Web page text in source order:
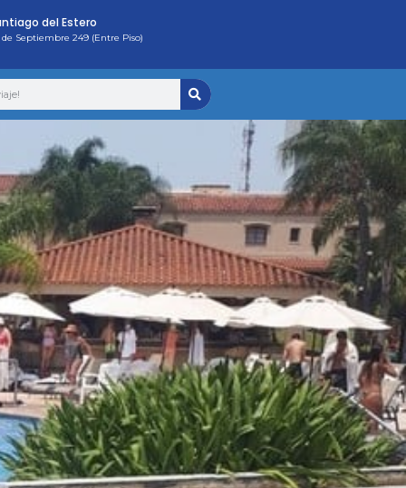
del Estero
de Septiembre 249 (Entre Piso)